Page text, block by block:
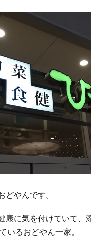
どやんです。
康に気を付けていて、
いるおどやん一家。